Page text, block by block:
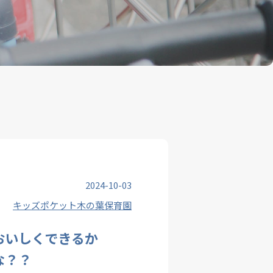
2024-10-03
キッズポケット木の葉保育園
いしくできるか
？？